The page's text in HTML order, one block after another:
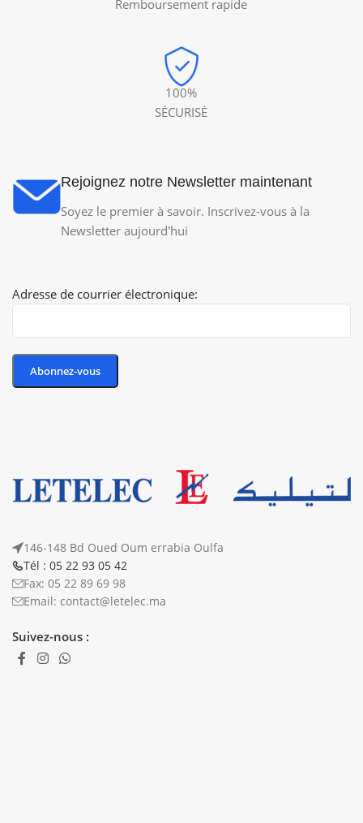
Remboursement rapide
100%
SÉCURISÉ
Rejoignez notre Newsletter maintenant
Soyez le premier à savoir. Inscrivez-vous à la
Newsletter aujourd'hui
Adresse de courrier électronique:
146-148 Bd Oued Oum errabia Oulfa
Tél : 05 22 93 05 42
Fax: 05 22 89 69 98
Email: contact@letelec.ma
Suivez-nous :